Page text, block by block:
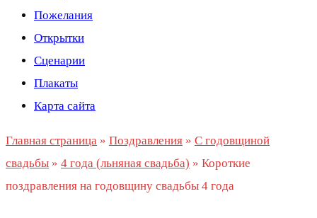
Пожелания
Открытки
Сценарии
Плакаты
Карта сайта
Главная страница » Поздравления » С годовщиной
свадьбы » 4 года (льняная свадьба) » Короткие
поздравления на годовщину свадьбы 4 года